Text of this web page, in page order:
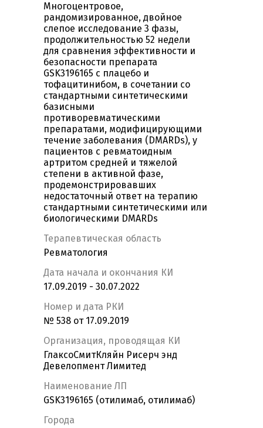
Многоцентровое,
рандомизированное, двойное
слепое исследование 3 фазы,
продолжительностью 52 недели
для сравнения эффективности и
безопасности препарата
GSK3196165 с плацебо и
тофацитинибом, в сочетании со
стандартными синтетическими
базисными
противоревматическими
препаратами, модифицирующими
течение заболевания (DMARDs), у
пациентов с ревматоидным
артритом средней и тяжелой
степени в активной фазе,
продемонстрировавших
недостаточный ответ на терапию
стандартными синтетическими или
биологическими DMARDs
Терапевтическая область
Ревматология
Дата начала и окончания КИ
17.09.2019 - 30.07.2022
Номер и дата РКИ
№ 538 от 17.09.2019
Организация, проводящая КИ
ГлаксоСмитКляйн Рисерч энд
Девелопмент Лимитед
Наименование ЛП
GSK3196165 (отилимаб, отилимаб)
Города